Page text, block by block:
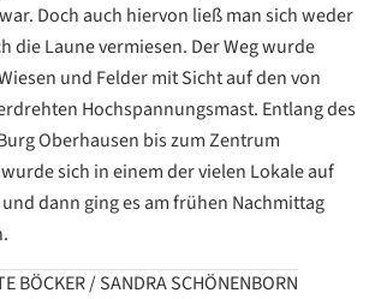
Doch auch hiervon ließ man sich weder
die Laune vermiesen. Der Weg wurde
und Felder mit Sicht auf den von
Hochspannungsmast. Entlang des
Oberhausen bis zum Zentrum
sich in einem der vielen Lokale auf
dann ging es am frühen Nachmittag
BÖCKER / SANDRA SCHÖNENBORN
Datenschutzerklärung
Datenschutzerklärung
Google
/